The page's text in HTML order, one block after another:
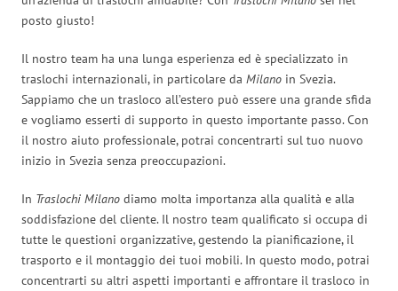
posto giusto!
Il nostro team ha una lunga esperienza ed è specializzato in
traslochi internazionali, in particolare da Milano in Svezia.
Sappiamo che un trasloco all’estero può essere una grande sfida
e vogliamo esserti di supporto in questo importante passo. Con
il nostro aiuto professionale, potrai concentrarti sul tuo nuovo
inizio in Svezia senza preoccupazioni.
In Traslochi Milano diamo molta importanza alla qualità e alla
soddisfazione del cliente. Il nostro team qualificato si occupa di
tutte le questioni organizzative, gestendo la pianificazione, il
trasporto e il montaggio dei tuoi mobili. In questo modo, potrai
concentrarti su altri aspetti importanti e affrontare il trasloco in